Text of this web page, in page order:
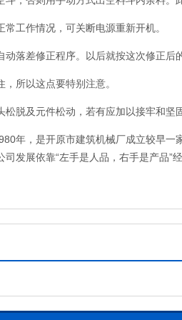
工作情况，可关断电源重新开机。
落差修正程序。以后就按这次修正后
所以这点要特别注意。
脱及元件松动，若有应加以接牢和坚
年，是开原市建筑机械厂成立较早
发展依靠“左手是人品，右手是产品